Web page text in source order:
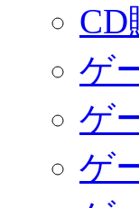
CD
ゲ
ゲ
ゲ